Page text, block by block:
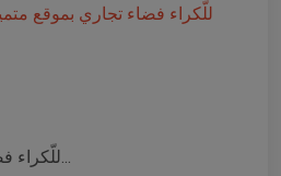
للّكراء فضاء تجاري بموقع متميز في